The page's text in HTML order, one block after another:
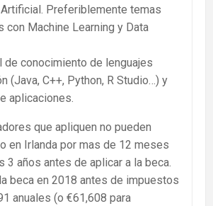
Preferiblemente temas
con Machine Learning y Data
de conocimiento de lenguajes
(Java, C++, Python, R Studio…) y
aplicaciones.
que apliquen no pueden
en Irlanda por mas de 12 meses
3 años antes de aplicar a la beca.
beca en 2018 antes de impuestos
anuales (o €61,608 para